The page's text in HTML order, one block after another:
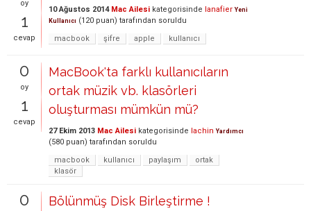
oy
1
cevap
10 Ağustos 2014 Mac Ailesi kategorisinde lanafier Yeni
Kullanıcı (120 puan) tarafından soruldu
macbook
şifre apple kullanıcı
0
oy
1
cevap
MacBook'ta farklı kullanıcıların
ortak müzik vb. klasörleri
oluşturması mümkün mü?
27 Ekim 2013 Mac Ailesi kategorisinde lachin Yardımcı
(580 puan) tarafından soruldu
macbook
kullanıcı paylaşım
ortak
klasör
0 Bölünmüş Disk Birleştirme !